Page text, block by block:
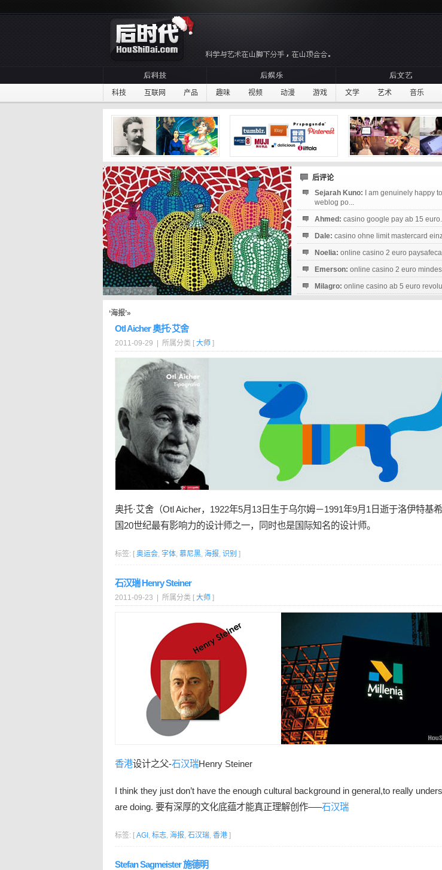
科技 互联网 产品 趣味 视频 动漫 游戏 文学 艺术 音乐
后评论
Sejarah Kuno:
I am genuinely happy
weblog po...
Ahmed: casino google pay ab 15
Dale: casino ohne limit mastercard
Noelia: online casino 2 euro
Emerson: online casino 2 euro
Milagro: online casino ab 5 euro
‘海报’»
Otl Aicher 奥托·艾舍
2011-09-29 | 所属分类 [ 大师 ]
奥托·艾舍（Otl Aicher，1922年5月13日生于乌尔姆－1991年9月1日逝于洛伊特基
国20世纪最有影响力的设计师之一，同时也是国际知名的设计师。
标签: [ 奥运会, 字体, 慕尼黑, 海报, 识别 ]
石汉瑞 Henry Steiner
2011-09-23 | 所属分类 [ 大师 ]
香港设计之父-石汉瑞Henry Steiner
I think they just don’t have the enough cultural background in general,to really
are doing. 要有深厚的文化底蕴才能真正理解创作—–石汉瑞
标签: [ AGI , 标志, 海报, 石汉瑞, 香港 ]
Stefan Sagmeister 施德明